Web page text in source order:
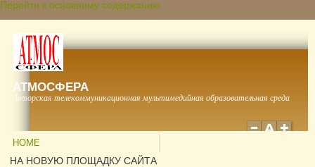
Перейти к основному содержанию
АТМОСФЕРА
Авторская телекоммуникационная мультимедийная образовательная среда
HOME
НА НОВУЮ ПЛОЩАДКУ САЙТА